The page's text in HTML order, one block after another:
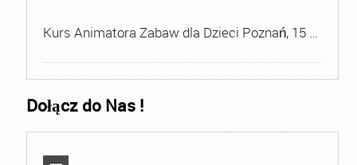
Kurs Animatora Zabaw dla Dzieci Poznań, 15 …
Dołącz do Nas !